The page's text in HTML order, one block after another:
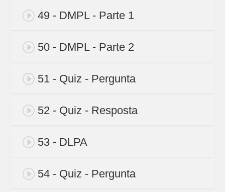
49 - DMPL - Parte 1
50 - DMPL - Parte 2
51 - Quiz - Pergunta
52 - Quiz - Resposta
53 - DLPA
54 - Quiz - Pergunta